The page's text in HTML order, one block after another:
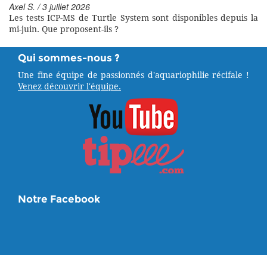
Axel S. / 3 juillet 2026
Les tests ICP-MS de Turtle System sont disponibles depuis la
mi-juin. Que proposent-ils ?
Qui sommes-nous ?
Une fine équipe de passionnés d'aquariophilie récifale !
Venez découvrir l'équipe.
Notre Facebook